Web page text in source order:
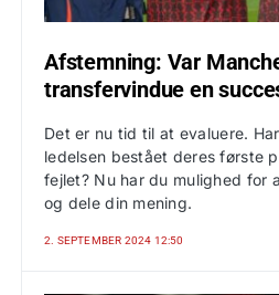
Afstemning: Var
transfervindue en
Det er nu tid til at evaluere.
ledelsen bestået deres første
fejlet? Nu har du mulighed for
og dele din mening.
2. SEPTEMBER 2024 12:50